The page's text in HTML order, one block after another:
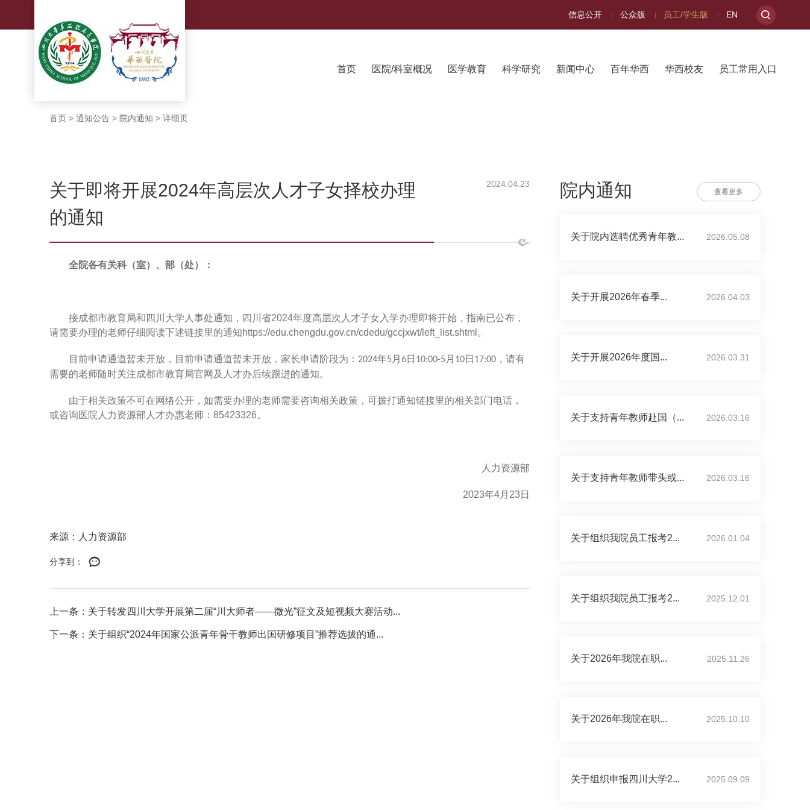
信息公开 公众版 员工/学生版 EN
首页 医院/科室概况 医学教育 科学研究 新闻中心 百年华西 华西校友 员工常用入口
首页 > 通知公告 > 院内通知 > 详细页
关于即将开展2024年高层次人才子女择校办理
的通知
2024.04.23
全院各有关科（室）、部（处）：
接成都市教育局和四川大学人事处通知，四川省2024年度高层次人才子女入学办理即将开始，指南已公布，
请需要办理的老师仔细阅读下述链接里的通知https://edu.chengdu.gov.cn/cdedu/gccjxwt/left_list.shtml 。
目前申请通道暂未开放， 目前申请通道暂未开放，家长申请阶段为： 2024年5 月 6日 10:00-5 月 10日 17:00， 请有
需要的老师随时关注成都市教育局官网及人才办后续跟进的通知。
由于相关政策不可在网络公开，如需要办理的老师需要咨询相关政策，可拨打通知链接里的相关部门电话，
或咨询医院人力资源部人才办惠老师： 85423326。
人力资源部
2023年4月 23 日
来源：人力资源部
分享到：
上一条：关于转发四川大学开展第二届“川大师者——微光”征文及短视频大赛活动...
下一条：关于组织“2024年国家公派青年骨干教师出国研修项目”推荐选拔的通...
院内通知 查看更多
关于院内选聘优秀青年教... 2026.05.08
关于开展2026年春季... 2026.04.03
关于开展2026年度国... 2026.03.31
关于支持青年教师赴国（... 2026.03.16
关于支持青年教师带头或... 2026.03.16
关于组织我院员工报考2... 2026.01.04
关于组织我院员工报考2... 2025.12.01
关于2026年我院在职... 2025.11.26
关于2026年我院在职... 2025.10.10
关于组织申报四川大学2... 2025.09.09